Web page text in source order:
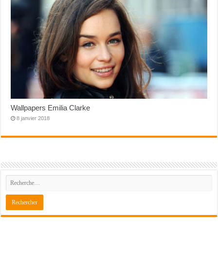
Wallpapers Emilia Clarke
8 janvier 2018